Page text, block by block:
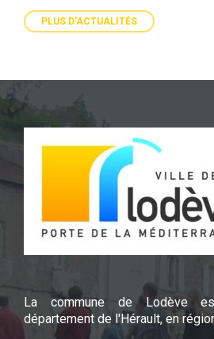
PLUS D'ACTUALITÉS
La commune de Lodève
département de l'Hérault, en